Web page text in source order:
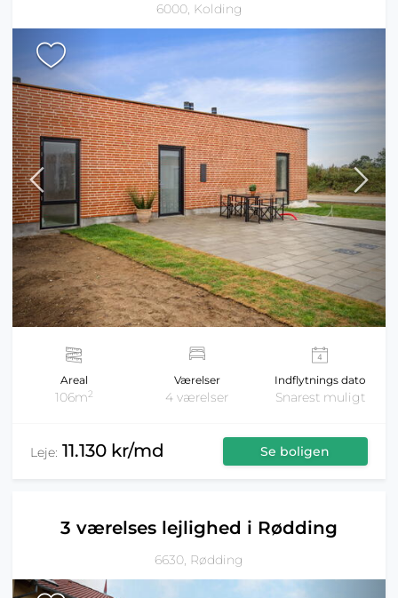
6000, Kolding
Areal
106m2
Værelser
4 værelser
Indflytnings dato
Snarest muligt
Leje: 11.130 kr/md Se boligen
3 værelses lejlighed i Rødding
6630, Rødding